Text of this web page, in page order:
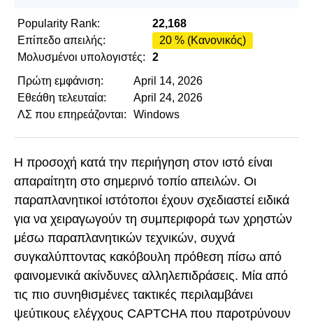
Popularity Rank:
22,168
Επίπεδο απειλής:
20 % (Κανονικός)
Μολυσμένοι υπολογιστές:
2
Πρώτη εμφάνιση:
April 14, 2026
Εθεάθη τελευταία:
April 24, 2026
ΛΣ που επηρεάζονται:
Windows
Η προσοχή κατά την περιήγηση στον ιστό είναι
απαραίτητη στο σημερινό τοπίο απειλών. Οι
παραπλανητικοί ιστότοποι έχουν σχεδιαστεί ειδικά
για να χειραγωγούν τη συμπεριφορά των χρηστών
μέσω παραπλανητικών τεχνικών, συχνά
συγκαλύπτοντας κακόβουλη πρόθεση πίσω από
φαινομενικά ακίνδυνες αλληλεπιδράσεις. Μία από
τις πιο συνηθισμένες τακτικές περιλαμβάνει
ψεύτικους ελέγχους CAPTCHA που παροτρύνουν